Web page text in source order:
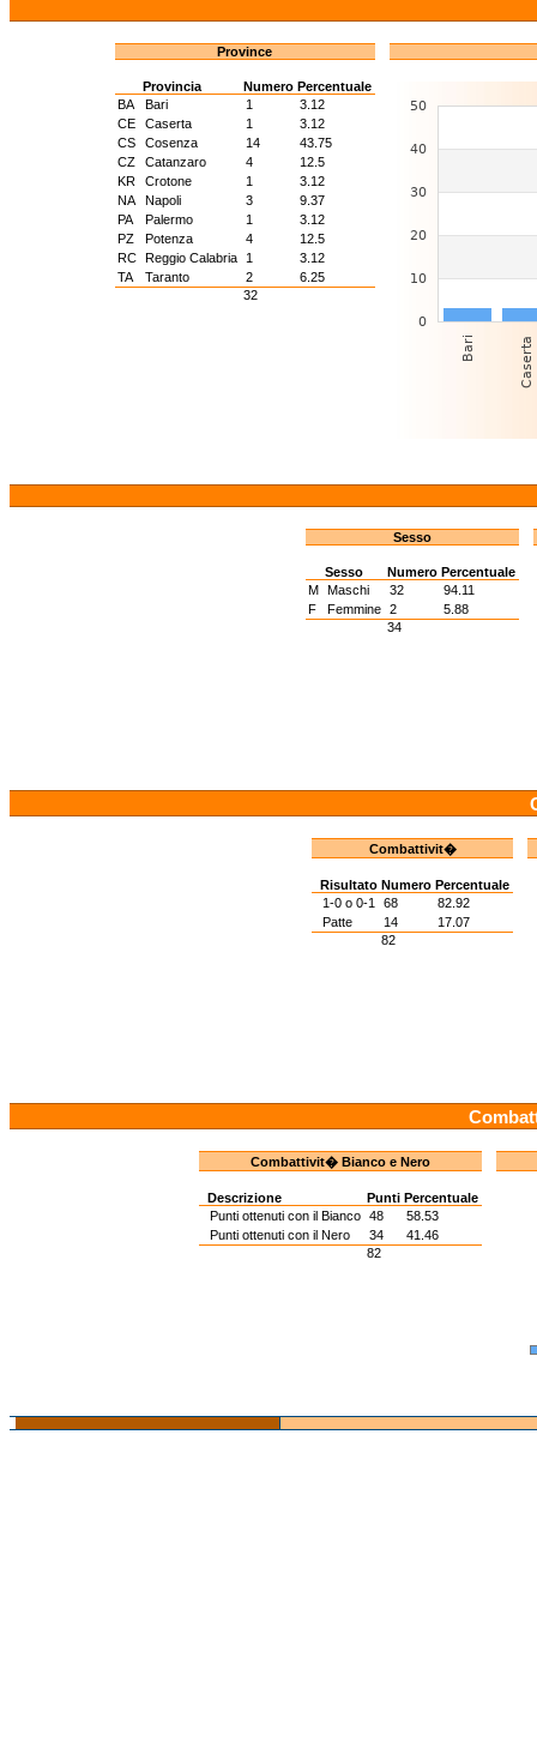
Province
Provincia Numero Percentuale
BA
Bari 1
3.12
CE
Caserta 1
3.12
CS
Cosenza 14
43.75
CZ
Catanzaro 4
12.5
KR
Crotone 1
3.12
NA
Napoli 3
9.37
PA
Palermo 1
3.12
PZ
Potenza 4
12.5
RC Reggio Calabria 1
3.12
TA
Taranto 2
6.25
32
Sesso
Sesso Numero Percentuale
M Maschi 32
94.11
F
Femmine 2
5.88
34
Combattivit�
Risultato Numero Percentuale
1-0 o 0-1
68
82.92
Patte
14
17.07
82
Combattivit� Bianco e Nero
Descrizione Punti Percentuale
Punti ottenuti con il Bianco 48
58.53
Punti ottenuti con il Nero
34
41.46
82